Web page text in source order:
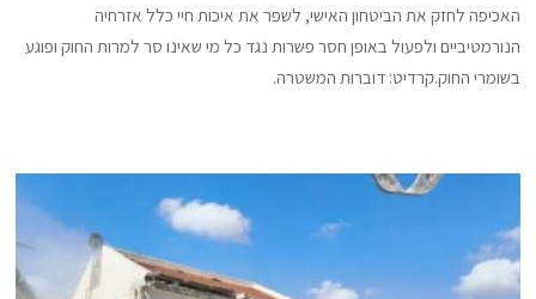
האכיפה לחזק את הביטחון האישי, לשפר את איכות חיי כלל אזרחיה
הנורמטיביים ולפעול באופן חסר פשרות נגד כל מי שאינו סר למרות החוק ופוגע
בשומרי החוק.קרדיט: דוברות המשטרה.